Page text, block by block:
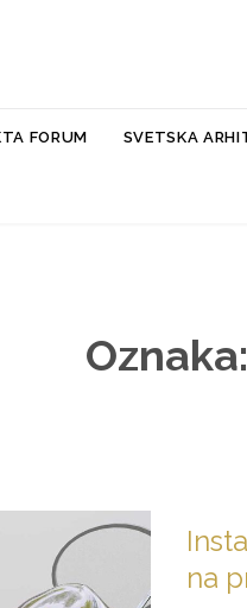
FORUM SVETSKA
Oznaka:
na